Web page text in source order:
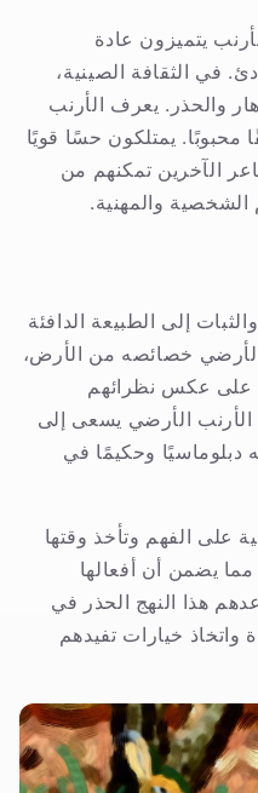
يتميزون عادة
في الثقافة الصينية،
والحذر. يعرف الأرنب
محبوبًا. يمتلكون حسًا قويًا
الآخرين تمكنهم من
والمهنية.
إلى الطبيعة الدافئة
الأرضي خصائصه من الأرض،
على عكس نظرائهم
الأرنب الأرضي يسعى إلى
دبلوماسيًا وحكيمًا في
على الفهم وتأخذ وقتها
مما يضمن أن أفعالها
هذا النهج الحذر في
واتخاذ خيارات تفيدهم